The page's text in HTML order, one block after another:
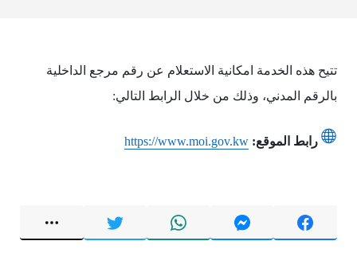
تتيح هذه الخدمة امكانية الاستعلام عن رقم مرجع الداخلية
بالرقم المدني، وذلك من خلال الرابط التالي:
رابط الموقع: https://www.moi.gov.kw